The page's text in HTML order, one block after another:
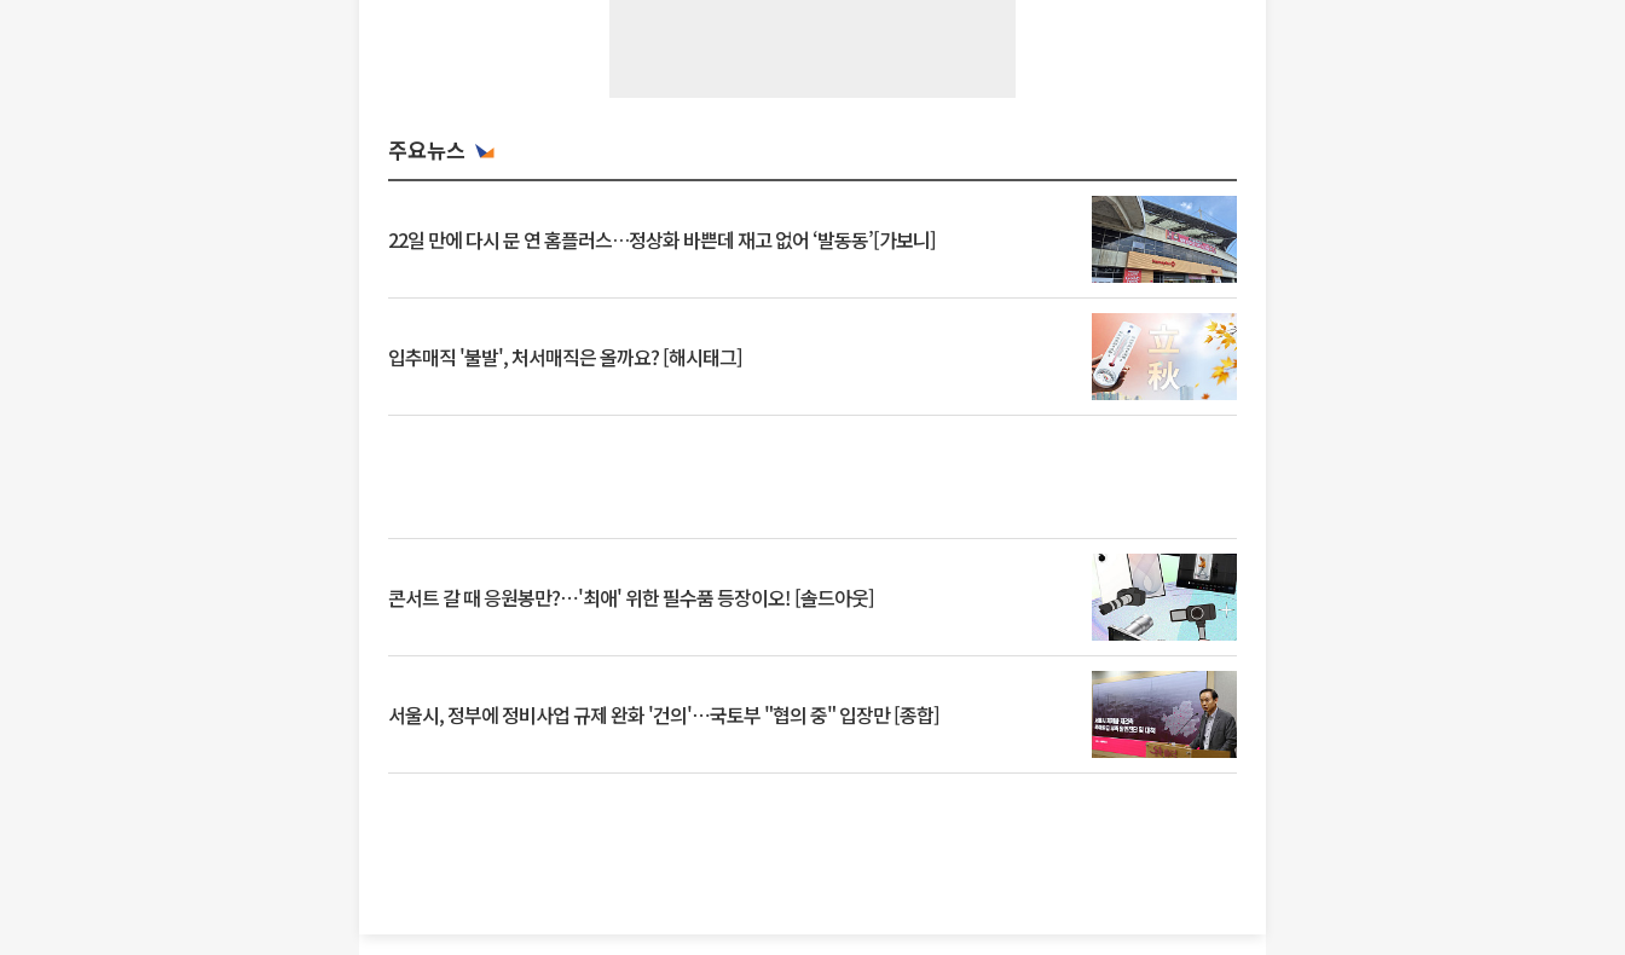
주요뉴스
22일 만에 다시 문 연 홈플러스…정상화 바쁜데 재고 없어 ‘발동동’[가보니]
입추매직 '불발', 처서매직은 올까요? [해시태그]
콘서트 갈 때 응원봉만?⋯'최애' 위한 필수품 등장이오! [솔드아웃]
서울시, 정부에 정비사업 규제 완화 '건의'⋯국토부 "협의 중" 입장만 [종합]